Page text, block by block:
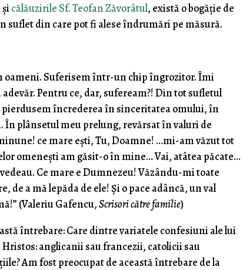
și călăuzirile Sf. Teofan Zăvorâtul, există o bogăție de
din care pot fi alese îndrumări pe măsură.
oameni. Suferisem într-un chip îngrozitor. Îmi
Pentru ce, dar, sufeream?! Din tot sufletul
încrederea în sinceritatea omului, în
plânsetul meu prelung, revărsat în valuri de
ce mare eşti, Tu, Doamne! …mi-am văzut tot
omeneşti am găsit-o în mine… Vai, atâtea păcate…
Ce mare e Dumnezeu! Văzându-mi toate
a mă lepăda de ele! Şi o pace adâncă, un val
(Valeriu Gafencu,Scrisori către familie)
întrebare: Care dintre variatele confesiuni ale lui
anglicanii sau francezii, catolicii sau
Am fost preocupat de această întrebare de la